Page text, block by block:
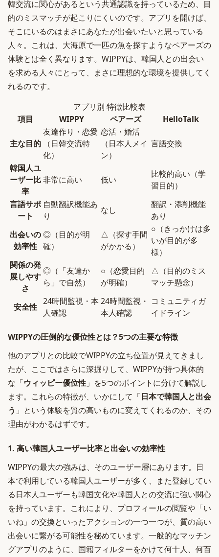
韓交流に関心があるという共通認識を持っているため、目
的のミスマッチが起こりにくいのです。アプリを開けば、
そこにいるのはまさにあなたが出会いたいと思っている
人々。これは、大海原で一匹の魚を探すようなペアーズの
体験とは全く異なります。WIPPYは、韓国人との出会い
を求める人々にとって、まさに理想的な環境を提供してく
れるのです。
アプリ別 特徴比較表
項目
WIPPY ペアーズ HelloTalk
主な目的
友達作り・恋愛
（日韓交流特
化）
恋活・婚活
（日本人メイ
ン）
言語交換
韓国人ユ
ーザー比
率
非常に高い 低い
比較的高い（学
習目的）
言語サポ
ート
自動翻訳機能あ
り
なし
翻訳・添削機能
あり
出会いの
効率性
◎（目的が明
確）
△（探す手間
がかかる）
○（きっかけは多
いが目的が多
様）
関係の発
展しやす
さ
◎（「友達か
ら」で自然）
○（恋愛目的
が明確）
△（目的のミス
マッチ懸念）
安全性
24時間監視・本
人確認
24時間監視・
本人確認
コミュニティガ
イドライン
WIPPYの圧倒的な優位性とは？5つの主要な特徴
他のアプリとの比較でWIPPYの立ち位置が見えてきまし
たが、ここではさらに深掘りして、WIPPYが持つ具体的
な「ウィッピー優位性 」を5つのポイントに分けて解説し
ます。これらの特徴が、いかにして「日本で韓国人と出会
う 」という体験を質の高いものに変えてくれるのか、その
理由がわかるはずです。
1. 高い韓国人ユーザー比率と出会いの効率性
WIPPYの最大の強みは、そのユーザー層にあります。日
本で利用している韓国人ユーザーが多く、また登録してい
る日本人ユーザーも韓国文化や韓国人との交流に強い関心
を持っています。これにより、プロフィールの閲覧や「い
いね」の交換といったアクションの一つ一つが、質の高い
出会いに繋がる可能性を秘めています。一般的なマッチン
グアプリのように、国籍フィルターをかけて何十人、何百